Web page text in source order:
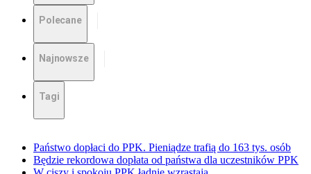
Polecane
Najnowsze
Tagi
Państwo dopłaci do PPK. Pieniądze trafią do 163 tys. osób
Będzie rekordowa dopłata od państwa dla uczestników PPK